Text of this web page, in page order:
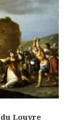
du Louvre